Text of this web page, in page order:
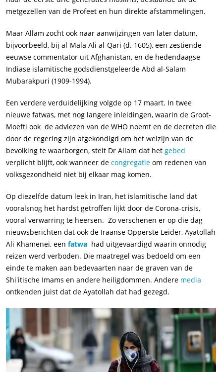
metgezellen van de Profeet en hun direkte afstammelingen.
Maar Allam zocht ook naar aanwijzingen van later datum,
bijvoorbeeld, bij al-Mala Ali al-Qari (d. 1605), een zestiende-
eeuwse commentator uit Afghanistan, en de hedendaagse
Indiase islamitische godsdienstgeleerde Abd al-Salam
Mubarakpuri (1909-1994).
Een verdere verduidelijking volgde op 17 maart. In twee
nieuwe fatwas, met nog langere inleidingen, waarin de Groot-
Moefti ook de adviezen van de WHO noemt en de decreten die
door de regering zijn afgekondigd om het welzijn van de
bevolking te waarborgen, stelt Dr Allam dat het gebed
verplicht blijft, ook wanneer de congregatie om redenen van
volksgezondheid niet bij elkaar mag komen.
Op diezelfde datum leek in Iran, het islamitische land dat
vooralsnog het hardst getroffen lijkt door de Corona-crisis,
vooral verwarring te heersen. Zo verschenen er op die dag
nieuwsberichten dat ook de Iraanse Opperste Leider, Ayatollah
Ali Khamenei, een fatwa had uitgevaardigd waarin onnodig
reizen werd verboden. Die maatregel was bedoeld om een
einde te maken aan bedevaarten naar de graven van de
Shiʽitische Imams en andere heiligdommen. Andere media
ontkenden juist dat de Ayatollah dat had gezegd.